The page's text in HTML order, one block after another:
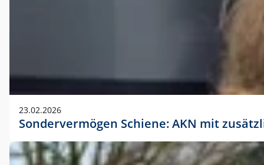
23.02.2026
Sondervermögen Schiene: AKN mit